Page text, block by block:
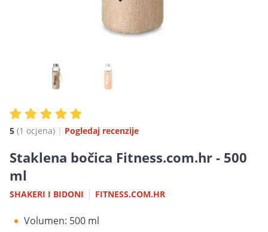
5 (1 ocjena) | Pogledaj recenzije
Staklena bočica Fitness.com.hr - 500
ml
SHAKERI I BIDONI | FITNESS.COM.HR
Volumen: 500 ml